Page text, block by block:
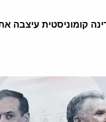
קומוניסטית עיצבה